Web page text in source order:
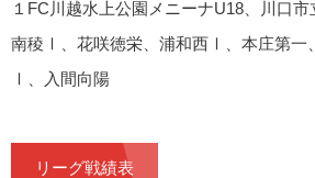
１FC川越水上公園メニーナU18、川口
南稜Ⅰ、花咲徳栄、浦和西Ⅰ、本庄第一
Ⅰ、入間向陽
リーグ戦績表